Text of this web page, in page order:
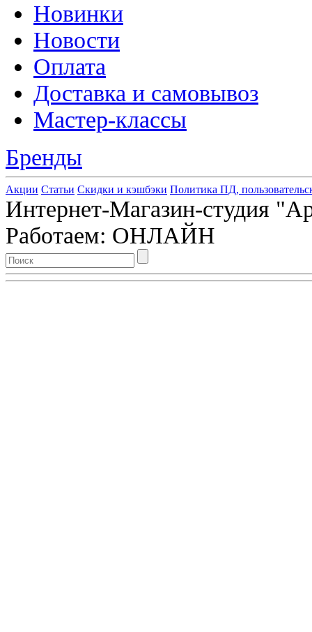
Новинки
Новости
Оплата
Доставка и самовывоз
Мастер-классы
Бренды
Акции Статьи Скидки и кэшбэки Политика ПД,
Интернет-Магазин-студия
Работаем: ОНЛАЙН